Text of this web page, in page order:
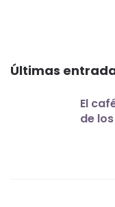
Últimas
El
de